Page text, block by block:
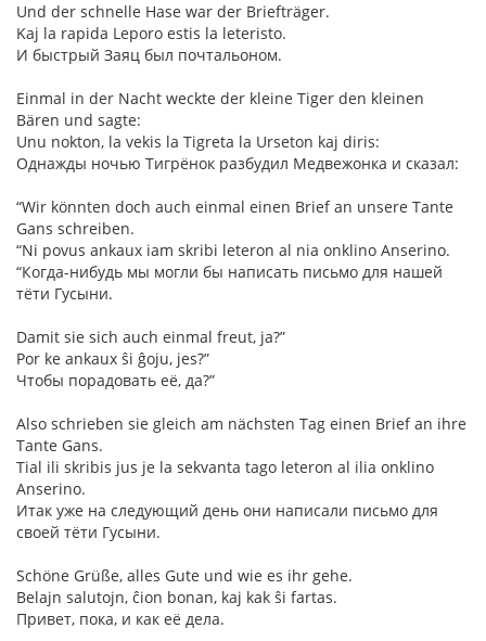
Und der schnelle Hase war der Briefträger.
Kaj la rapida Leporo estis la leteristo.
И быстрый Заяц был почтальоном.
Einmal in der Nacht weckte der kleine Tiger den kleinen
Bären und sagte:
Unu nokton, la vekis la Tigreta la Urseton kaj diris:
Однажды ночью Тигрёнок разбудил Медвежонка и сказал:
“Wir könnten doch auch einmal einen Brief an unsere Tante
Gans schreiben.
“Ni povus ankaux iam skribi leteron al nia onklino Anserino.
“Когда-нибудь мы могли бы написать письмо для нашей
тёти Гусыни.
Damit sie sich auch einmal freut, ja?”
Por ke ankaux ŝi ĝoju, jes?”
Чтобы порадовать её, да?”
Also schrieben sie gleich am nächsten Tag einen Brief an ihre
Tante Gans.
Tial ili skribis jus je la sekvanta tago leteron al ilia onklino
Anserino.
Итак уже на следующий день они написали письмо для
своей тёти Гусыни.
Schöne Grüße, alles Gute und wie es ihr gehe.
Belajn salutojn, ĉion bonan, kaj kak ŝi fartas.
Привет, пока, и как её дела.